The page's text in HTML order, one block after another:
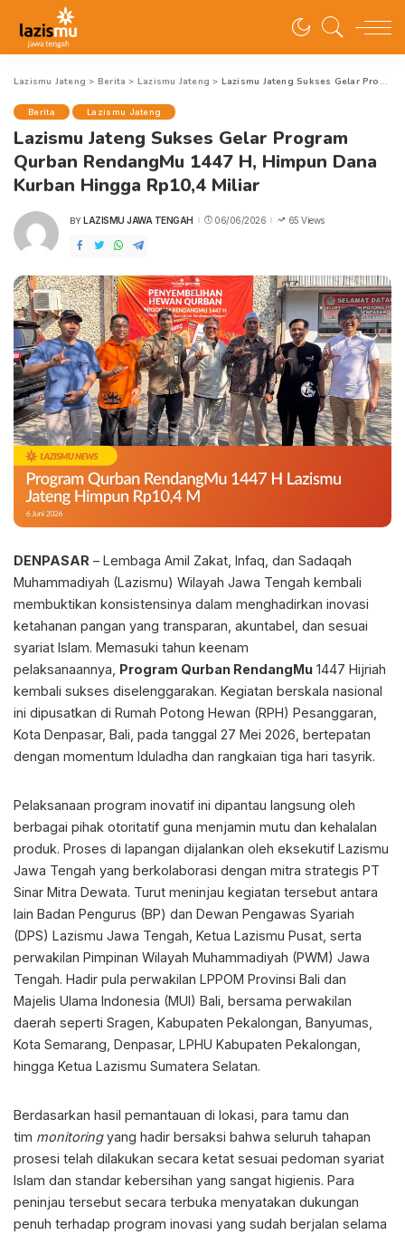
Lazismu Jateng > Berita > Lazismu Jateng > Lazismu Jateng Sukses Gelar Program Qurban RendangMu 1447 H, Himpun Dana Kurban Hingga Rp10,4 Miliar
Berita Lazismu Jateng
Lazismu Jateng Sukses Gelar Program
Qurban RendangMu 1447 H, Himpun Dana
Kurban Hingga Rp10,4 Miliar
POSTED
BY LAZISMU JAWA TENGAH 06/06/2026 65 Views
DENPASAR – Lembaga Amil Zakat, Infaq, dan Sadaqah
Muhammadiyah (Lazismu) Wilayah Jawa Tengah kembali
membuktikan konsistensinya dalam menghadirkan inovasi
ketahanan pangan yang transparan, akuntabel, dan sesuai
syariat Islam. Memasuki tahun keenam
pelaksanaannya, Program Qurban RendangMu 1447 Hijriah
kembali sukses diselenggarakan. Kegiatan berskala nasional
ini dipusatkan di Rumah Potong Hewan (RPH) Pesanggaran,
Kota Denpasar, Bali, pada tanggal 27 Mei 2026, bertepatan
dengan momentum Iduladha dan rangkaian tiga hari tasyrik.
Pelaksanaan program inovatif ini dipantau langsung oleh
berbagai pihak otoritatif guna menjamin mutu dan kehalalan
produk. Proses di lapangan dijalankan oleh eksekutif Lazismu
Jawa Tengah yang berkolaborasi dengan mitra strategis PT
Sinar Mitra Dewata. Turut meninjau kegiatan tersebut antara
lain Badan Pengurus (BP) dan Dewan Pengawas Syariah
(DPS) Lazismu Jawa Tengah, Ketua Lazismu Pusat, serta
perwakilan Pimpinan Wilayah Muhammadiyah (PWM) Jawa
Tengah. Hadir pula perwakilan LPPOM Provinsi Bali dan
Majelis Ulama Indonesia (MUI) Bali, bersama perwakilan
daerah seperti Sragen, Kabupaten Pekalongan, Banyumas,
Kota Semarang, Denpasar, LPHU Kabupaten Pekalongan,
hingga Ketua Lazismu Sumatera Selatan.
Berdasarkan hasil pemantauan di lokasi, para tamu dan
tim monitoringyang hadir bersaksi bahwa seluruh tahapan
prosesi telah dilakukan secara ketat sesuai pedoman syariat
Islam dan standar kebersihan yang sangat higienis. Para
peninjau tersebut secara terbuka menyatakan dukungan
penuh terhadap program inovasi yang sudah berjalan selama